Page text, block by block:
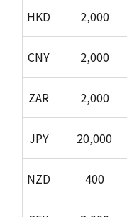
HKD 2,000
CNY 2,000
ZAR 2,000
JPY 20,000
NZD 400